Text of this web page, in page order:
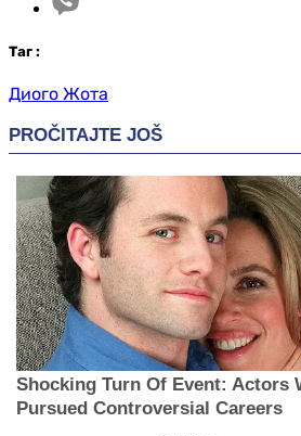
Таг :
Диого Жота